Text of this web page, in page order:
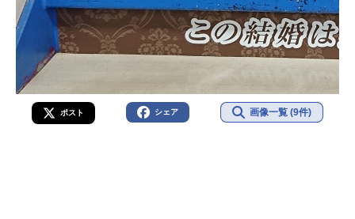
ポスト シェア 画像一覧 (9件)